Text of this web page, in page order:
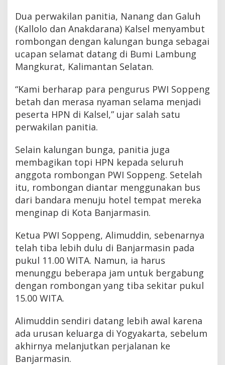
Dua perwakilan panitia, Nanang dan Galuh
(Kallolo dan Anakdarana) Kalsel menyambut
rombongan dengan kalungan bunga sebagai
ucapan selamat datang di Bumi Lambung
Mangkurat, Kalimantan Selatan.
“Kami berharap para pengurus PWI Soppeng
betah dan merasa nyaman selama menjadi
peserta HPN di Kalsel,” ujar salah satu
perwakilan panitia.
Selain kalungan bunga, panitia juga
membagikan topi HPN kepada seluruh
anggota rombongan PWI Soppeng. Setelah
itu, rombongan diantar menggunakan bus
dari bandara menuju hotel tempat mereka
menginap di Kota Banjarmasin.
Ketua PWI Soppeng, Alimuddin, sebenarnya
telah tiba lebih dulu di Banjarmasin pada
pukul 11.00 WITA. Namun, ia harus
menunggu beberapa jam untuk bergabung
dengan rombongan yang tiba sekitar pukul
15.00 WITA.
Alimuddin sendiri datang lebih awal karena
ada urusan keluarga di Yogyakarta, sebelum
akhirnya melanjutkan perjalanan ke
Banjarmasin.